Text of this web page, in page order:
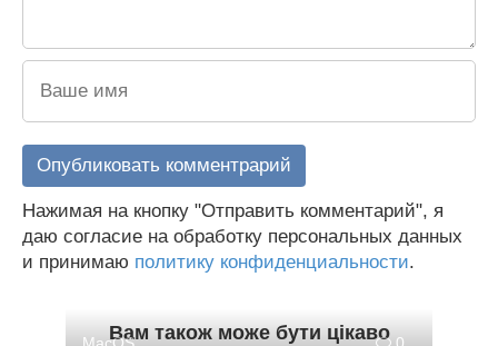
Нажимая на кнопку "Отправить комментарий", я
даю согласие на обработку персональных данных
и принимаю политику конфиденциальности.
Вам також може бути цікаво